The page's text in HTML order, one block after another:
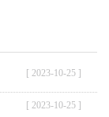
[ 2023-10-25 ]
[ 2023-10-25 ]